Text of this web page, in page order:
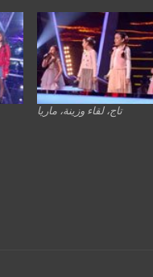
تاج، لقاء وزينة، ماريا